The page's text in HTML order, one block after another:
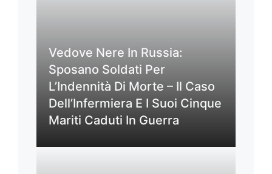
Vedove Nere In Russia:
Sposano Soldati Per
L’Indennità Di Morte – Il Caso
Dell’Infermiera E I Suoi Cinque
Mariti Caduti In Guerra